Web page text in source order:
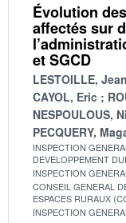
Évolution
affectés sur
et SGCD
LESTOILLE,
CAYOL, Eric
NESPOULOUS,
PECQUERY,
INSPECTION
DEVELOPPEMENT
INSPECTION
CONSEIL GENERAL
ESPACES RURAUX
INSPECTION